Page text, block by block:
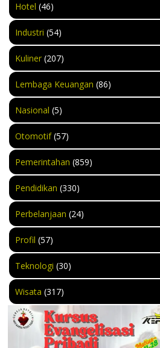
Hotel (46)
Industri (54)
Kuliner (207)
Lembaga Keuangan (86)
Nasional (5)
Otomotif(57)
Pemerintahan (859)
Pendidikan (330)
Perbelanjaan (24)
Profil (57)
Teknologi (30)
Wisata (317)